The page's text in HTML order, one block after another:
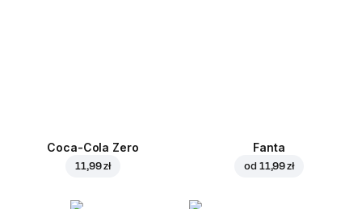
Coca-Cola Zero
11,99 zł
Fanta
od 11,99 zł